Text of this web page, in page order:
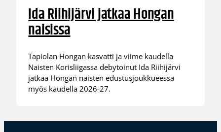
Ida Riihijärvi jatkaa Hongan
naisissa
Tapiolan Hongan kasvatti ja viime kaudella
Naisten Korisliigassa debytoinut Ida Riihijärvi
jatkaa Hongan naisten edustusjoukkueessa
myös kaudella 2026-27.